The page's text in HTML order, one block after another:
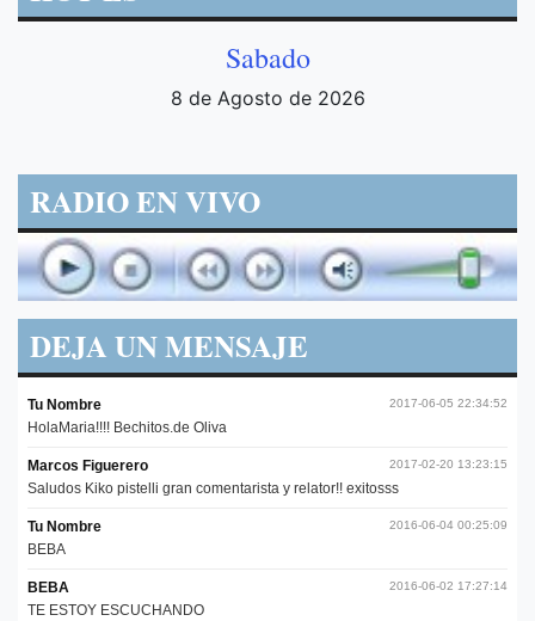
Sabado
8 de Agosto de 2026
RADIO EN VIVO
DEJA UN MENSAJE